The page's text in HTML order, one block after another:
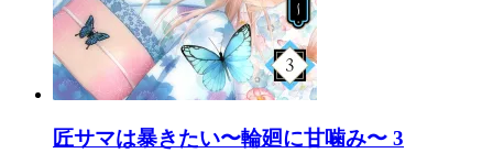
匠サマは暴きたい〜輪廻に甘噛み〜 3